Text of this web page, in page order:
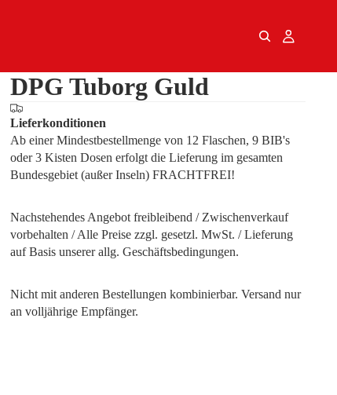
DPG Tuborg Guld
Lieferkonditionen
Ab einer Mindestbestellmenge von 12 Flaschen, 9 BIB's
oder 3 Kisten Dosen erfolgt die Lieferung im gesamten
Bundesgebiet (außer Inseln) FRACHTFREI!
Nachstehendes Angebot freibleibend / Zwischenverkauf
vorbehalten / Alle Preise zzgl. gesetzl. MwSt. / Lieferung
auf Basis unserer allg. Geschäftsbedingungen.
Nicht mit anderen Bestellungen kombinierbar. Versand nur
an volljährige Empfänger.